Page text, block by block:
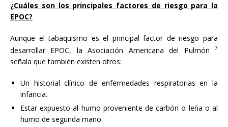
¿Cuáles son los principales factores de riesgo para la
EPOC?
Aunque el tabaquismo es el principal factor de riesgo para
desarrollar EPOC, la Asociación Americana del Pulmón
7
señala que también existen otros:
Un historial clínico de enfermedades respiratorias en la
infancia.
Estar expuesto al humo proveniente de carbón o leña o al
humo de segunda mano.